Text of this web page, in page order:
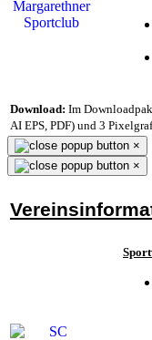
Download: Im
AI EPS, PDF) und 3
×
×